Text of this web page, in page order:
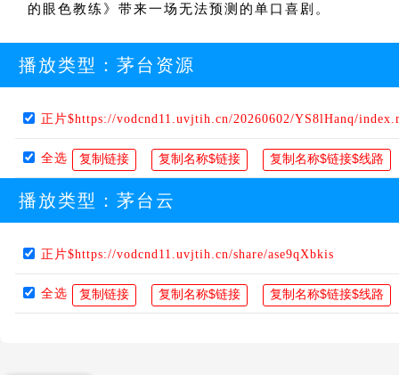
的眼色教练》带来一场无法预测的单口喜剧。
播放类型： 茅台资源
正片$https://vodcnd11.uvjtih.cn/20260602/YS8lHanq/
全选
播放类型： 茅台云
正片$https://vodcnd11.uvjtih.cn/share/ase9qXbkis
全选